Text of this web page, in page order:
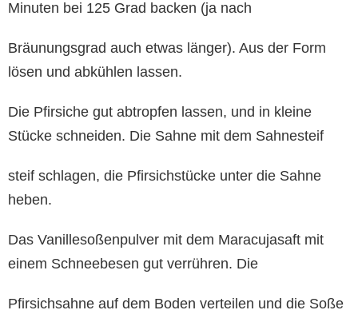
Minuten bei 125 Grad backen (ja nach
Bräunungsgrad auch etwas länger). Aus der Form
lösen und abkühlen lassen.
Die Pfirsiche gut abtropfen lassen, und in kleine
Stücke schneiden. Die Sahne mit dem Sahnesteif
steif schlagen, die Pfirsichstücke unter die Sahne
heben.
Das Vanillesoßenpulver mit dem Maracujasaft mit
einem Schneebesen gut verrühren. Die
Pfirsichsahne auf dem Boden verteilen und die Soße